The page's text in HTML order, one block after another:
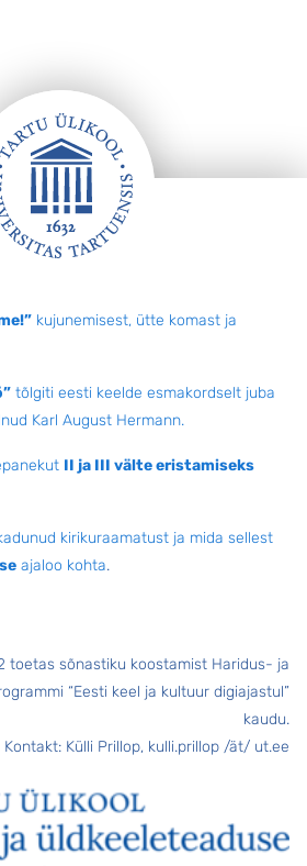
kujunemisest, ütte komast ja
tõlgiti eesti keelde esmakordselt juba
Karl August Hermann.
II ja III välte eristamiseks
kirikuraamatust ja mida sellest
ajaloo kohta.
toetas sõnastiku koostamist Haridus- ja
“Eesti keel ja kultuur digiajastul”
kaudu.
Kontakt: Külli Prillop, kulli.prillop /ät/ ut.ee